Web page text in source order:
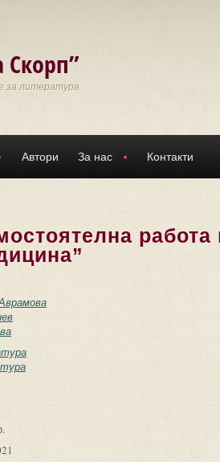
Скорп”
за литература
Автори За нас Контакти
работа